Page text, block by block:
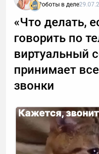
Роботы в деле
«Что делать,
говорить по
виртуальный
принимает
звонки